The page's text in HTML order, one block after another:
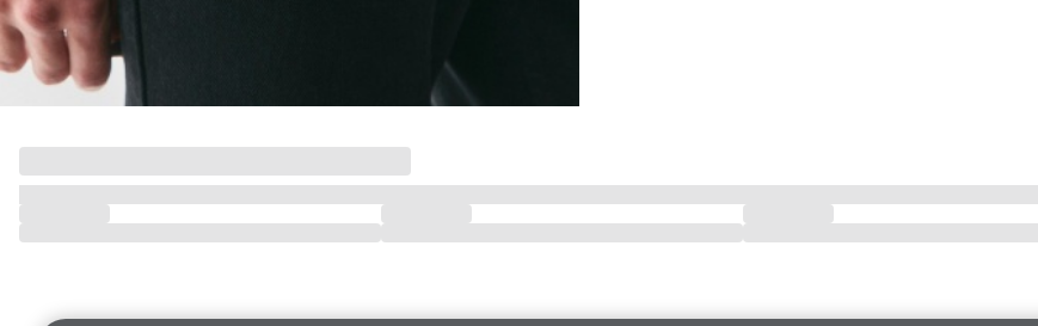
НОВИНКИ
ТЕКСТИЛЬ
ПОСУДА
ДЕКОР
АРОМАТЫ ДЛЯ ДОМА
ХРАНЕНИЕ
КАНЦЕЛЯРИЯ